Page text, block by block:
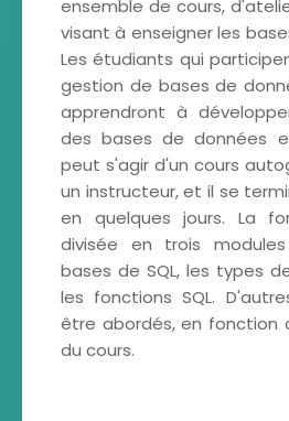
ensemble de cours,
visant à enseigner les
Les étudiants qui
gestion de bases de
apprendront à
des bases de données
peut s'agir d'un cours
un instructeur, et il se
en quelques jours. La
divisée en trois
bases de SQL, les types
les fonctions SQL.
être abordés, en fonction
du cours.